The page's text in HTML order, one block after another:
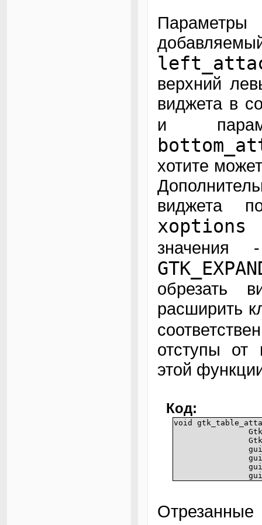
верхний
виджета в
и
хотите
виджета
xoptions
обрезать
расширить
отступы от
этой
Код:
void